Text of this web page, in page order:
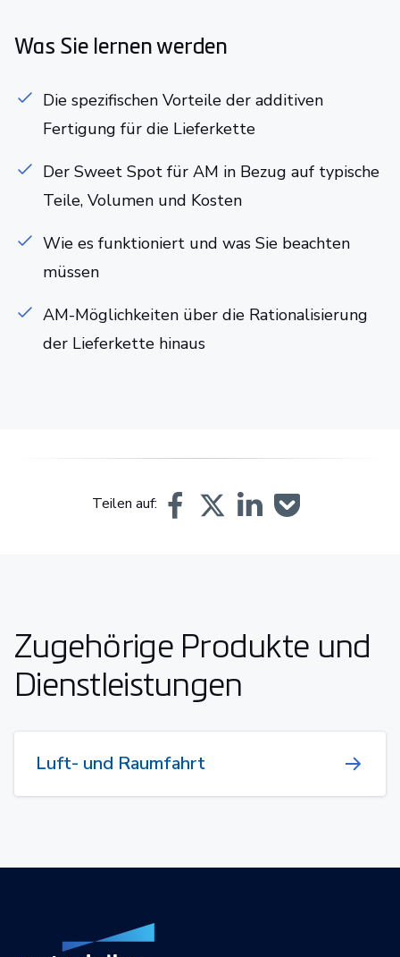
Was Sie lernen werden
Die spezifischen Vorteile der additiven
Fertigung für die Lieferkette
Der Sweet Spot für AM in Bezug auf typische
Teile, Volumen und Kosten
Wie es funktioniert und was Sie beachten
müssen
AM-Möglichkeiten über die Rationalisierung
der Lieferkette hinaus
Teilen auf:
Zugehörige Produkte und
Dienstleistungen
Luft- und Raumfahrt